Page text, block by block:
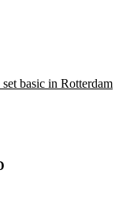
basic in Rotterdam